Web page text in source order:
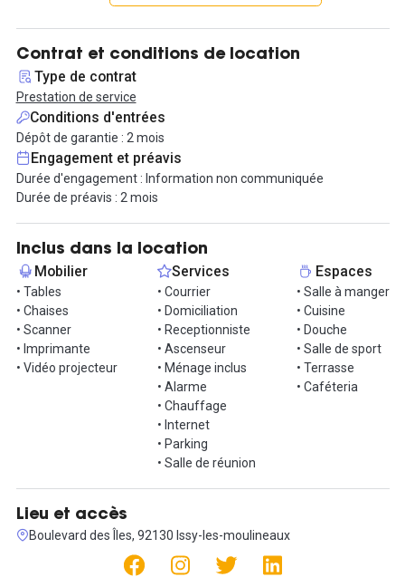
250€HT/mois dans un espace de coworking qui bénéficie d'une
lumière traversante et d'une vue imprenable. Conçu pour le bien-
être des coworkers, il favorise une atmosphère propice à la
productivité.
Vous serez idéalement situé avec de nombreux transports en
commun qui circulent à proximité : les bus 123, 289 et 389 ou
encore le tram T2.
De nombreux services et espaces sont inclus : accès aux salles de
réunion équipées, à la terrasse, au restaurant, à la salle de sport,
au studio, l'accueil, gestion du courrier, des cours de danse...
Quelques services en option peuvent aussi être demandés : la
domiciliation, un service pour vous aider dans votre comptabilité
ou encore des places de parking.
Vous souhaitez vous installer dans cet espace ? Contactez votre
agent immobilier Hub-Grade !
Contrat et conditions de location
Type de contrat
Prestation de service
Conditions d'entrées
Dépôt de garantie : 2 mois
Engagement et préavis
Durée d'engagement : Information non communiquée
Durée de préavis : 2 mois
Inclus dans la location
Mobilier
• Tables
• Chaises
• Scanner
• Imprimante
• Vidéo projecteur
Services
• Courrier
• Domiciliation
• Receptionniste
• Ascenseur
• Ménage inclus
• Alarme
• Chauffage
• Internet
• Parking
• Salle de réunion
Espaces
• Salle à manger
• Cuisine
• Douche
• Salle de sport
• Terrasse
• Caféteria
Lieu et accès
Boulevard des Îles, 92130 Issy-les-moulineaux